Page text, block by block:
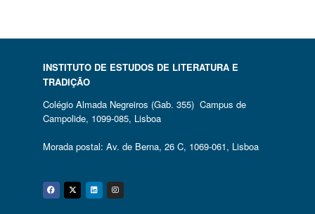
INSTITUTO DE ESTUDOS DE LITERATURA E
TRADIÇÃO
Colégio Almada Negreiros (Gab. 355) Campus de
Campolide, 1099-085, Lisboa
Morada postal: Av. de Berna, 26 C, 1069-061, Lisboa
Facebook
Twitter
Linkedin
Instagram